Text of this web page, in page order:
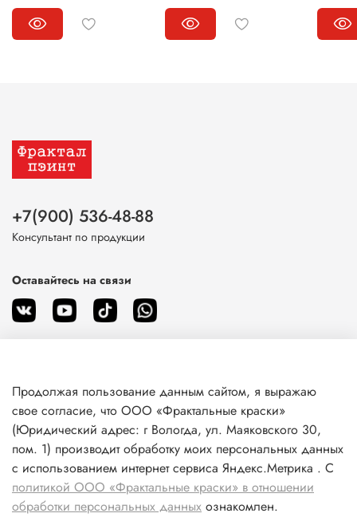
О магазине
Клиентам
Информация
+7(900) 536-48-88
Консультант по продукции
Оставайтесь на связи
Продолжая пользование данным сайтом, я выражаю
свое согласие, что ООО «Фрактальные краски»
(Юридический адрес: г Вологда, ул. Маяковского 30,
пом. 1) производит обработку моих персональных данных
с использованием интернет сервиса Яндекс.Метрика . С
политикой ООО «Фрактальные краски» в отношении
обработки персональных данных ознакомлен.